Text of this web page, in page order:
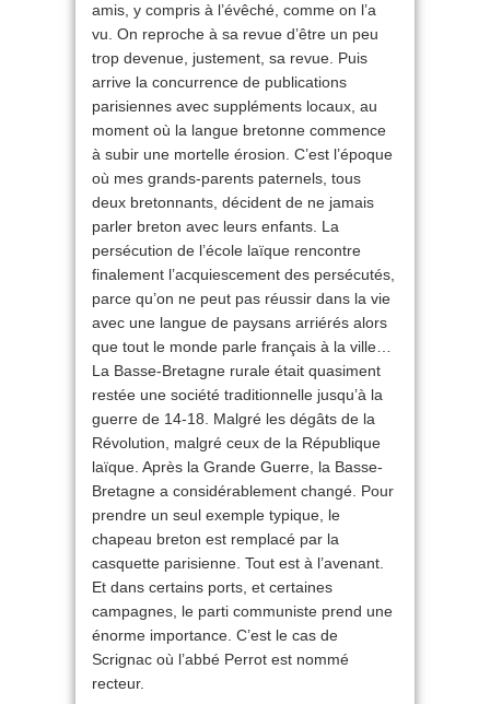
amis, y compris à l’évêché, comme on l’a
vu. On reproche à sa revue d’être un peu
trop devenue, justement, sa revue. Puis
arrive la concurrence de publications
parisiennes avec suppléments locaux, au
moment où la langue bretonne commence
à subir une mortelle érosion. C’est l’époque
où mes grands-parents paternels, tous
deux bretonnants, décident de ne jamais
parler breton avec leurs enfants. La
persécution de l’école laïque rencontre
finalement l’acquiescement des persécutés,
parce qu’on ne peut pas réussir dans la vie
avec une langue de paysans arriérés alors
que tout le monde parle français à la ville…
La Basse-Bretagne rurale était quasiment
restée une société traditionnelle jusqu’à la
guerre de 14-18. Malgré les dégâts de la
Révolution, malgré ceux de la République
laïque. Après la Grande Guerre, la Basse-
Bretagne a considérablement changé. Pour
prendre un seul exemple typique, le
chapeau breton est remplacé par la
casquette parisienne. Tout est à l’avenant.
Et dans certains ports, et certaines
campagnes, le parti communiste prend une
énorme importance. C’est le cas de
Scrignac où l’abbé Perrot est nommé
recteur.